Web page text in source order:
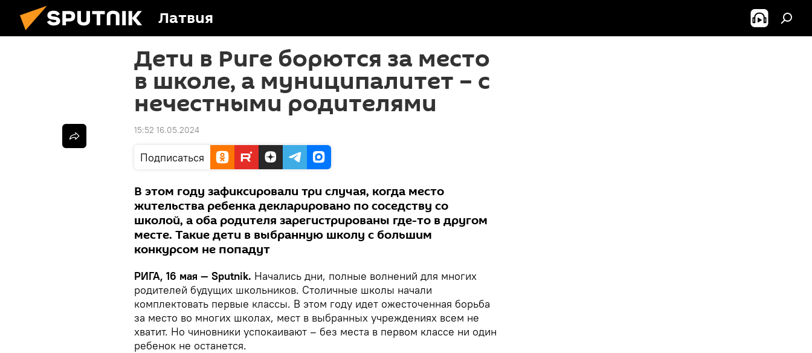
Латвия
Дети в Риге борются за место
в школе, а муниципалитет – с
нечестными родителями
15:52 16.05.2024
Подписаться
В этом году зафиксировали три случая, когда место
жительства ребенка декларировано по соседству со
школой, а оба родителя зарегистрированы где-то в другом
месте. Такие дети в выбранную школу с большим
конкурсом не попадут
РИГА, 16 мая — Sputnik. Начались дни, полные волнений для многих
родителей будущих школьников. Столичные школы начали
комплектовать первые классы. В этом году идет ожесточенная борьба
за место во многих школах, мест в выбранных учреждениях всем не
хватит. Но чиновники успокаивают – без места в первом классе ни один
ребенок не останется.